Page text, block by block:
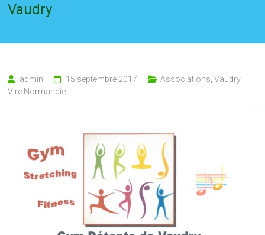
Vaudry
admin 15 septembre 2017 Associations ,Vaudry,
Vire Normandie